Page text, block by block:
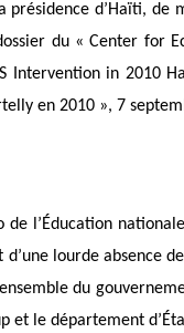
présidence d’Haïti, de
du « Center for
Intervention in 2010
en 2010 », 7
l’Éducation
d’une lourde absence
du
et le département